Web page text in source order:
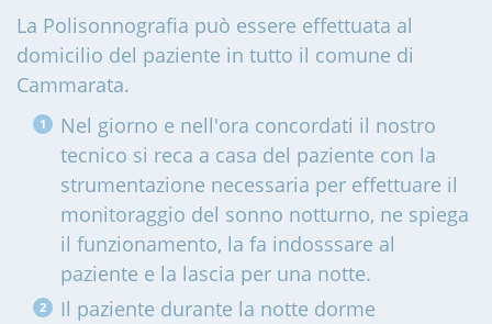
La Polisonnografia può essere effettuata al
domicilio del paziente in tutto il comune di
Cammarata.
Nel giorno e nell'ora concordati il nostro
tecnico si reca a casa del paziente con la
strumentazione necessaria per effettuare il
monitoraggio del sonno notturno, ne spiega
il funzionamento, la fa indosssare al
paziente e la lascia per una notte.
Il paziente durante la notte dorme